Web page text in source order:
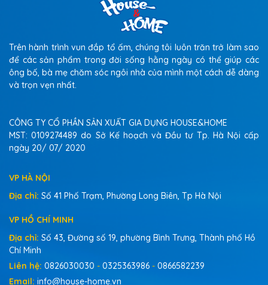
Trên hành trình vun đắp tổ ấm, chúng tôi luôn trăn trở làm sao
để các sản phẩm trong đời sống hằng ngày có thể giúp các
ông bố, bà mẹ chăm sóc ngôi nhà của mình một cách dễ dàng
và trọn vẹn nhất.
CÔNG TY CỔ PHẦN SẢN XUẤT GIA DỤNG HOUSE&HOME
MST: 0109274489 do Sở Kế hoạch và Đầu tư Tp. Hà Nội cấp
ngày 20/ 07/ 2020
VP HÀ NỘI
Địa chỉ: Số 41 Phố Trạm, Phường Long Biên, Tp Hà Nội
VP HỒ CHÍ MINH
Địa chỉ: Số 43, Đường số 19, phường Bình Trưng, Thành phố Hồ
Chí Minh
Liên hệ: 0826030030 - 0325363986 - 0866582239
Email: info@house-home.vn